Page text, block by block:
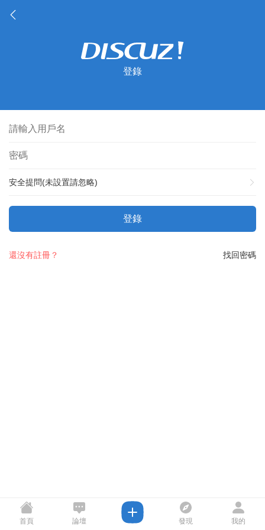
登錄
安全提問(未設置請忽略)
登錄
找回密碼
還沒有註冊？
首頁 論壇 發現 我的